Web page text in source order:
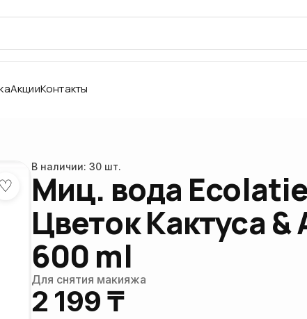
АкцииКонтакты
♡
В наличии: 30 шт.
Миц. вода
Цветок Кактуса &
600 ml
Для снятия макияжа
2 199 ₸